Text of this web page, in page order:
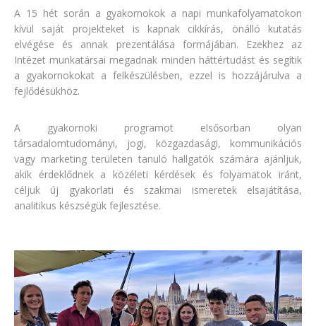
A 15 hét során a gyakornokok a napi munkafolyamatokon
kívül saját projekteket is kapnak cikkírás, önálló kutatás
elvégése és annak prezentálása formájában. Ezekhez az
Intézet munkatársai megadnak minden háttértudást és segítik
a gyakornokokat a felkészülésben, ezzel is hozzájárulva a
fejlődésükhöz.
A gyakornoki programot elsősorban olyan
társadalomtudományi, jogi, közgazdasági, kommunikációs
vagy marketing területen tanuló hallgatók számára ajánljuk,
akik érdeklődnek a közéleti kérdések és folyamatok iránt,
céljuk új gyakorlati és szakmai ismeretek elsajátítása,
analitikus készségük fejlesztése.